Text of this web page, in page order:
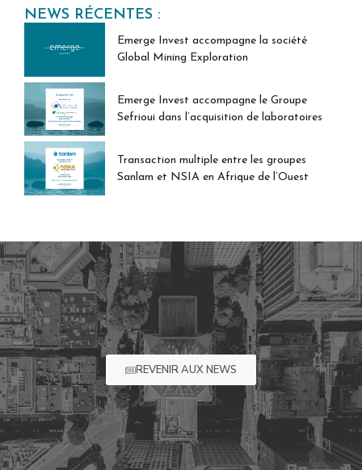
NEWS RÉCENTES :
Emerge Invest accompagne la société
Global Mining Exploration
Emerge Invest accompagne le Groupe
Sefrioui dans l’acquisition de laboratoires
Transaction multiple entre les groupes
Sanlam et NSIA en Afrique de l’Ouest
REVENIR AUX NEWS